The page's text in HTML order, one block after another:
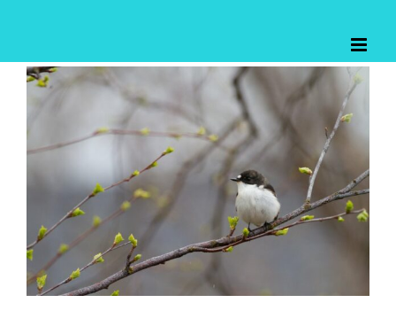
content
Katso
isompana